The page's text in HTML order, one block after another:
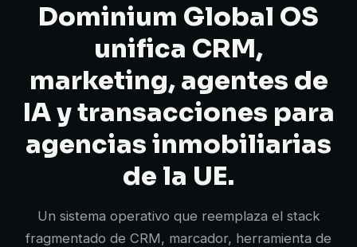
Dominium Global OS
unifica CRM,
marketing, agentes de
IA y transacciones para
agencias inmobiliarias
de la UE.
Un sistema operativo que reemplaza el stack
fragmentado de CRM, marcador, herramienta de